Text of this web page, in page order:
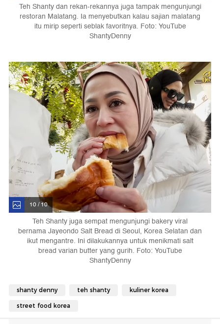
Teh Shanty dan rekan-rekannya juga tampak mengunjungi
restoran Malatang. Ia menyebutkan kalau sajian malatang
itu mirip seperti seblak favoritnya. Foto: YouTube
ShantyDenny
10 / 10
Teh Shanty juga sempat mengunjungi bakery viral
bernama Jayeondo Salt Bread di Seoul, Korea Selatan dan
ikut mengantre. Ini dilakukannya untuk menikmati salt
bread varian butter yang gurih. Foto: YouTube
ShantyDenny
shanty denny teh shanty kuliner korea
street food korea